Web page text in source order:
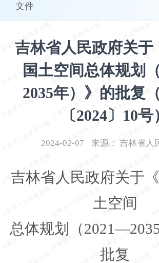
文件
吉林省人民政府关于
国土空间总体规划
2035年）》的批复
〔2024〕10号
2024-02-07 来源： 吉林省人
吉林省人民政府关于
土空间
总体规划（2021—
批复
加